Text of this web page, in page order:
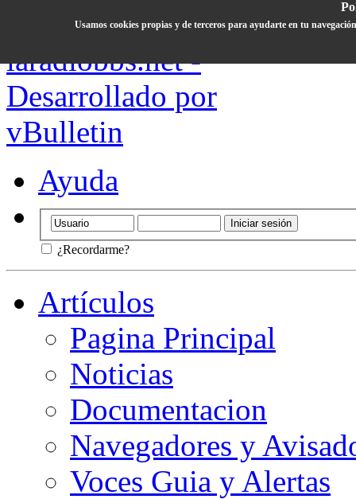
Ayuda
¿Recordarme?
Usamos cookies propias y de terceros para ayudarte en tu
Artículos
Pagina Principal
Noticias
Documentacion
Navegadores y
Voces Guia y Alertas